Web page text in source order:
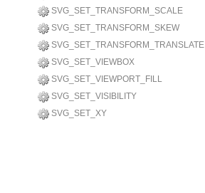
SVG_SET_TRANSFORM_SCALE
SVG_SET_TRANSFORM_SKEW
SVG_SET_TRANSFORM_TRANSLATE
SVG_SET_VIEWBOX
SVG_SET_VIEWPORT_FILL
SVG_SET_VISIBILITY
SVG_SET_XY